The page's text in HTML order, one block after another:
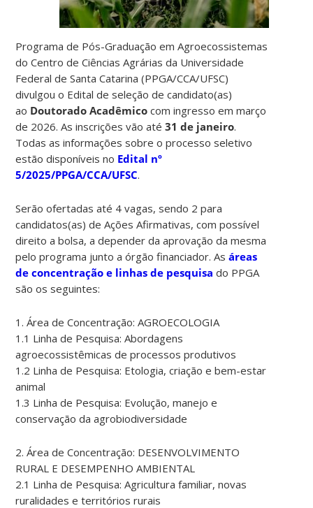
Programa de Pós-Graduação em Agroecossistemas
do Centro deCiências Agrárias da Universidade
Federal de Santa Catarina (PPGA/CCA/UFSC)
divulgou o Edital de seleção de candidato(as)
ao Doutorado Acadêmicocom ingresso em março
de 2026. As inscrições vão até 31 de janeiro.
Todas as informações sobre o processo seletivo
estão disponíveis no Edital nº
5/2025/PPGA/CCA/UFSC.
Serãoofertadas até 4 vagas, sendo 2 para
candidatos(as) de Ações Afirmativas, com possível
direito a bolsa, a depender daaprovação da mesma
pelo programa junto a órgão financiador.Asáreas
de concentração e linhas de pesquisa do PPGA
são os seguintes:
1. Área de Concentração: AGROECOLOGIA
1.1 Linha de Pesquisa: Abordagens
agroecossistêmicas de processos produtivos
1.2 Linha de Pesquisa: Etologia, criação e bem-estar
animal
1.3 Linha de Pesquisa: Evolução, manejo e
conservação da agrobiodiversidade
2. Área de Concentração: DESENVOLVIMENTO
RURAL E DESEMPENHO AMBIENTAL
2.1 Linha de Pesquisa: Agricultura familiar, novas
ruralidades e territórios rurais